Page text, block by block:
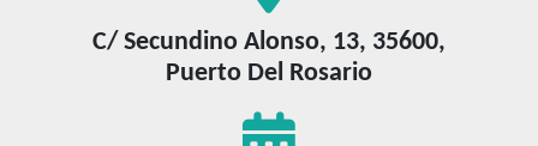
marker-
alt
C/ Secundino Alonso, 13, 35600,
Puerto Del Rosario
fas